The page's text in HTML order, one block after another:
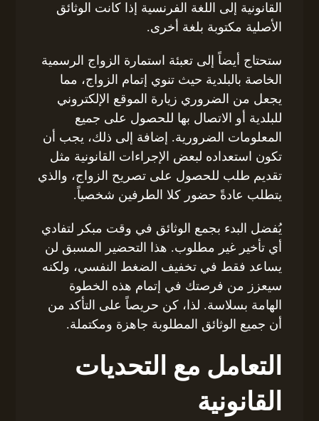
القانونية إلى اللغة الفرنسية إذا كانت الوثائق
الأصلية مكتوبة بلغة أخرى.
ستحتاج أيضاً إلى تعبئة استمارة الزواج الرسمية
الخاصة بالبلدية حيث تنوي إتمام الزواج، مما
يجعل من الضروري زيارة الموقع الإلكتروني
للبلدية أو الاتصال بها للحصول على جميع
المعلومات الضرورية. إضافة إلى ذلك، يجب أن
تكون استعداده لبعض الإجراءات القانونية مثل
تقديم طلب للحصول على تصريح الزواج، والذي
يتطلب عادةً حضور كلا الطرفين شخصياً.
يُفضل البدء بجمع الوثائق في وقت مبكر لتفادي
أي تأخير غير مطلوب. هذا التحضير المسبق لن
يساعد فقط في تخفيف الضغط النفسي، ولكنه
سيعزز من فرصتك في إتمام هذه الخطوة
الهامة بسلاسة. لذا، كن حريصاً على التأكد من
أن جميع الوثائق المطلوبة جاهزة ومكتملة.
التعامل مع التحديات
القانونية